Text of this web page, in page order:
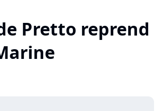
Pretto reprend